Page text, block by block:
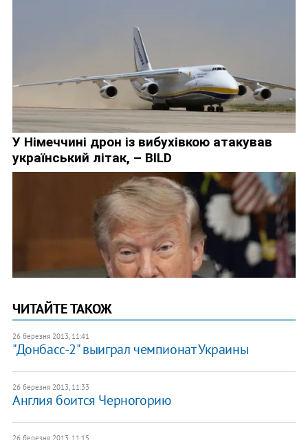
ЧИТАЙТЕ ТАКОЖ
26 березня 2013, 11:41
"Донбасс-2" выиграл чемпионат Украины
26 березня 2013, 11:33
Англия боится Черногорию